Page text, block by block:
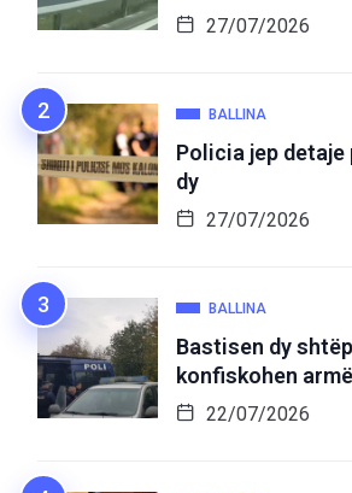
27/07/2026
BALLINA
Policia jep detaje
dy
27/07/2026
BALLINA
Bastisen dy
konfiskohen armë
22/07/2026